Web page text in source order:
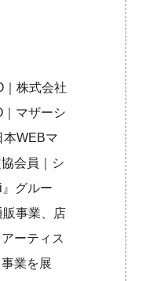
株式会社
｜マザーシ
本WEBマ
会員｜シ
グルー
販事業、店
ーティス
業を展